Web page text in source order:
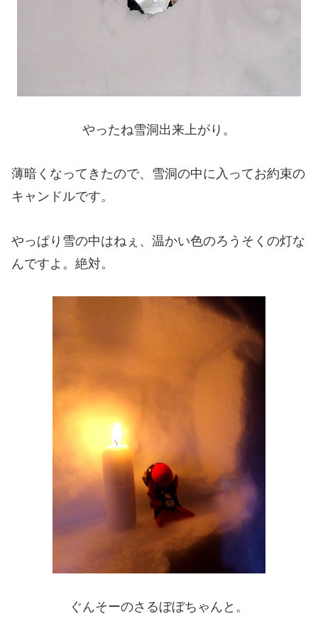
やったね雪洞出来上がり。
薄暗くなってきたので、雪洞の中に入ってお約束の
キャンドルです。
やっぱり雪の中はねぇ、温かい色のろうそくの灯な
んですよ。絶対。
ぐんそーのさるぼぼちゃんと。